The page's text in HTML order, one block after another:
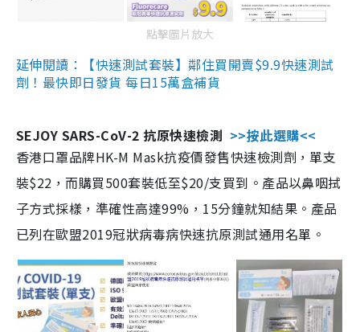
點擊圖片放大
延伸閱讀：【快速測試套裝】鄰住買開賣$9.9快速測試
劑！最快即日發貨 每日15萬盒補貨
SEJOY SARS-CoV-2 抗原快速檢測 >>按此選購<<
香港口罩品牌HK-M Mask抗疫價發售快速檢測劑，單支
裝$22，而購買500套裝低至$20/支買到。產品以鼻咽拭
子方式採樣，準確性高達99%，15分鐘就知結果。產品
已列在歐盟2019冠狀病毒病快速抗原測試通用名單。